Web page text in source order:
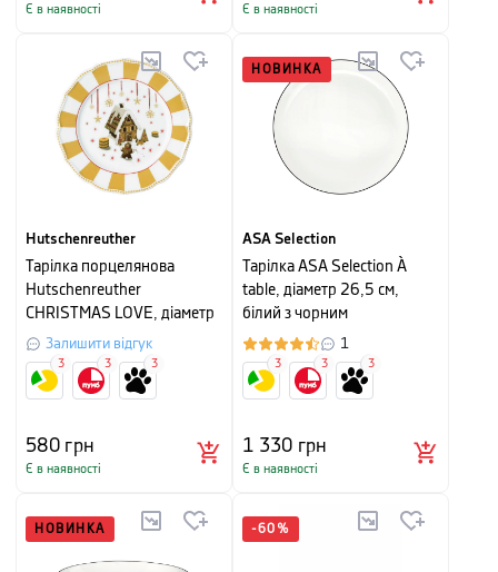
Є в наявності Є в наявності
Hutschenreuther
Тарілка порцелянова
Hutschenreuther
CHRISTMAS LOVE, діаметр
22 см, біло-бежевий
Залишити відгук
580грн
Є в наявності
3 3 3
НОВИНКА
ASA Selection
Тарілка ASA Selection À
table, діаметр 26,5 см,
білий з чорним
1
1 330 грн
Є в наявності
3 3 3
НОВИНКА -60 %